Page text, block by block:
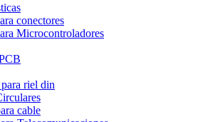
conectores
Microcontroladores
riel din
cable